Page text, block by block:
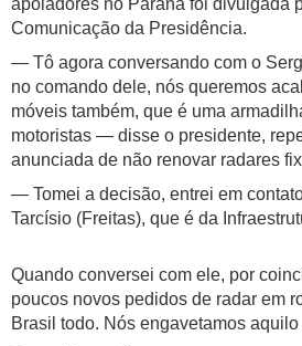
Comunicação da Presidência.
— Tô agora conversando com o
no comando dele, nós queremos
móveis também, que é uma
motoristas — disse o presidente,
anunciada de não renovar radares
— Tomei a decisão, entrei em
Tarcísio (Freitas), que é da
Quando conversei com ele, por
poucos novos pedidos de radar em
Brasil todo. Nós engavetamos aquilo